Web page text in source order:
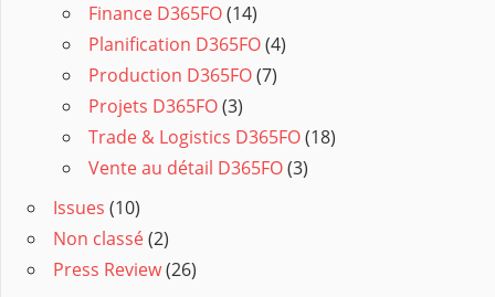
Finance D365FO(14)
Planification D365FO(4)
Production D365FO(7)
Projets D365FO(3)
Trade & Logistics D365FO(18)
Vente au détail D365FO(3)
Issues (10)
Non classé(2)
Press Review(26)